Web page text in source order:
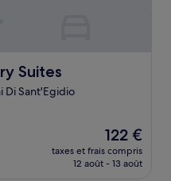
Suites
Di Sant'Egidio
Le
nouveau
prix
122 €
taxes et frais compris
12 août - 13 août